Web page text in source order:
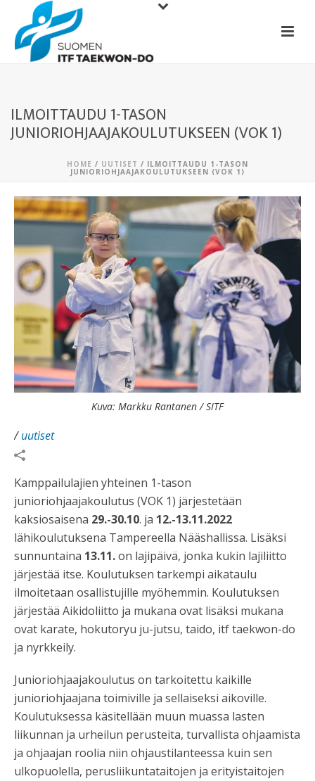
ILMOITTAUDU 1-TASON
JUNIORIOHJAAJAKOULUTUKSEEN (VOK 1)
HOME / UUTISET / ILMOITTAUDU 1-TASON
JUNIORIOHJAAJAKOULUTUKSEEN (VOK 1)
Kuva: Markku Rantanen / SITF
/uutiset
Kamppailulajien yhteinen 1-tason
junioriohjaajakoulutus (VOK 1) järjestetään
kaksiosaisena 29.-30.10. ja 12.-13.11.2022
lähikoulutuksena Tampereella Nääshallissa. Lisäksi
sunnuntaina 13.11.on lajipäivä, jonka kukin lajiliitto
järjestää itse. Koulutuksen tarkempi aikataulu
ilmoitetaan osallistujille myöhemmin. Koulutuksen
järjestää Aikidoliitto ja mukana ovat lisäksi mukana
ovat karate, hokutoryu ju-jutsu, taido, itf taekwon-do
ja nyrkkeily.
Junioriohjaajakoulutus on tarkoitettu kaikille
junioriohjaajana toimiville ja sellaiseksi aikoville.
Koulutuksessa käsitellään muun muassa lasten
liikunnan ja urheilun perusteita, turvallista ohjaamista
ja ohjaajan roolia niin ohjaustilanteessa kuin sen
ulkopuolella, perusliikuntataitojen ja erityistaitojen